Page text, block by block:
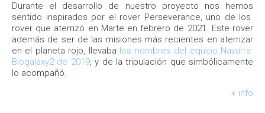
Durante el desarrollo de nuestro proyecto nos hemos
sentido inspirados por el rover Perseverance, uno de los
rover que aterrizó en Marte en febrero de 2021. Este rover
además de ser de las misiones más recientes en aterrizar
en el planeta rojo, llevaba los nombres del equipo Navarra-
Biogalaxy2 de 2019, y de la tripulación que simbólicamente
lo acompañó.
+ info